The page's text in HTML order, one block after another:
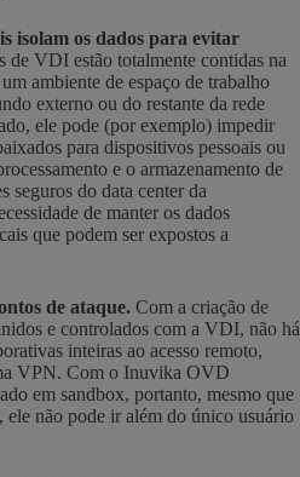
isolam os dados para evitar
de VDI estão totalmente contidas na
ambiente de espaço de trabalho
externo ou do restante da rede
ele pode (por exemplo) impedir
para dispositivos pessoais ou
e o armazenamento de
seguros do data center da
de manter os dados
que podem ser expostos a
de ataque. Com a criação de
e controlados com a VDI, não há
inteiras ao acesso remoto,
VPN. Com o Inuvika OVD
em sandbox, portanto, mesmo que
ele não pode ir além do único usuário